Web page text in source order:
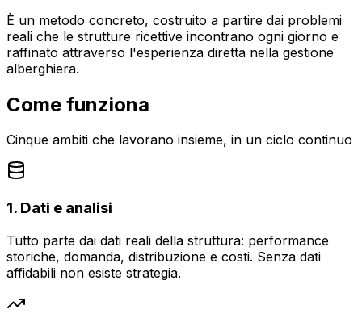
È un metodo concreto, costruito a partire dai problemi
reali che le strutture ricettive incontrano ogni giorno e
raffinato attraverso l'esperienza diretta nella gestione
alberghiera.
Come funziona
Cinque ambiti che lavorano insieme, in un ciclo continuo
1. Dati e analisi
Tutto parte dai dati reali della struttura: performance
storiche, domanda, distribuzione e costi. Senza dati
affidabili non esiste strategia.